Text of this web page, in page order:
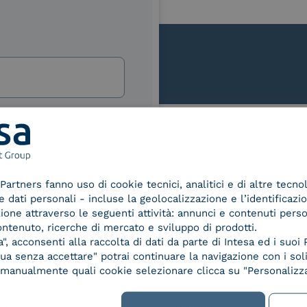
Trust
for
Service Provider e
Aggregatore SPID
e offerte di INTESA.
di INTESA.
inviando una e-mail
se non si desidera ricevere
facendo clic sul
e-mail.
nelle Norme di tutela della
di aver letto e compreso
fanno uso di cookie tecnici, analitici e di altre
dati personali - incluse la geolocalizzazione e
attraverso le seguenti attività: annunci e contenuti
ricerche di mercato e sviluppo di prodotti.
acconsenti alla raccolta di dati da parte di Intesa ed i suoi
senza accettare" potrai continuare la navigazione con i
quali cookie selezionare clicca su